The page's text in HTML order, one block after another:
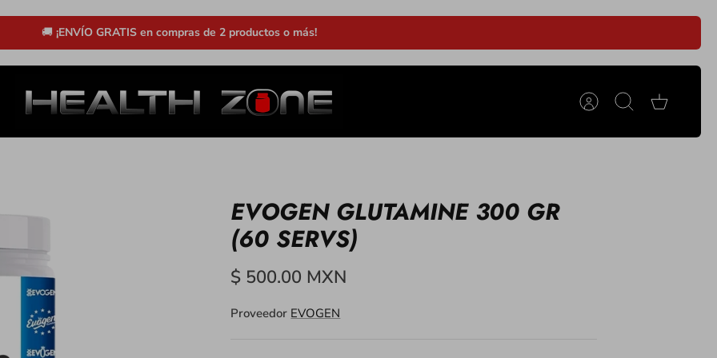
🚚 ¡ENVÍO GRATIS en compras de 2 productos o más!
Cuenta Buscar Carrito
EVOGEN GLUTAMINE 300 GR
(60 SERVS)
$ 500.00 MXN
Proveedor EVOGEN